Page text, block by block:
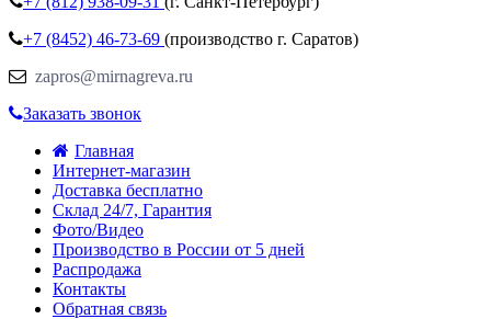
+7 (8452) 46-73-69 (производство г. Саратов)
zapros@mirnagreva.ru
Заказать звонок
Главная
Интернет-магазин
Доставка бесплатно
Склад 24/7, Гарантия
Фото/Видео
Производство в России от 5 дней
Распродажа
Контакты
Обратная связь